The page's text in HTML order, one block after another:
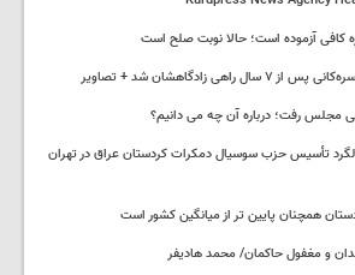
کافی آزموده است؛ حالا نوبت صلح است
زادگاهشان شد + تصاویر
مجلس رفت؛ درباره آن چه می دانیم؟
تأسیس حزب سوسیال دمکرات کردستان عراق در تهران
همچنان پایین تر از میانگین کشور است
و مغفول حاکمان/ محمد هادیفر